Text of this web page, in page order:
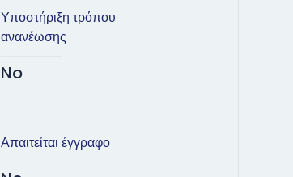
Υποστήριξη τρόπου
ανανέωσης
No
Απαιτείται έγγραφο